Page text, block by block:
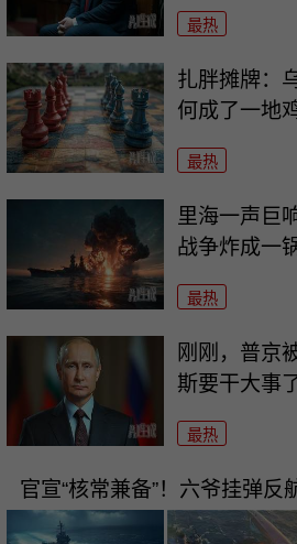
最热
扎胖摊牌：
何成了一地
最热
里海一声巨
战争炸成一
最热
刚刚，普京
斯要干大事了
最热
官宣“核常兼备”！六爷挂弹反